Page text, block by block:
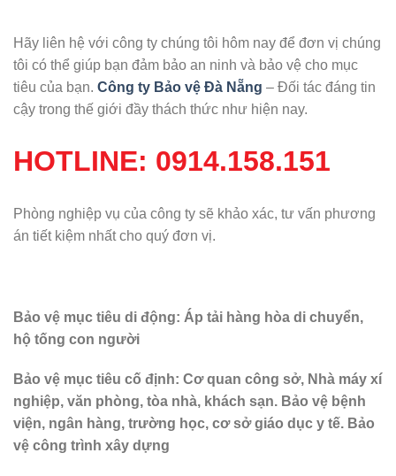
Hãy liên hệ với công ty chúng tôi hôm nay để đơn vị chúng
tôi có thể giúp bạn đảm bảo an ninh và bảo vệ cho mục
tiêu của bạn. Công ty Bảo vệ Đà Nẵng – Đối tác đáng tin
cậy trong thế giới đầy thách thức như hiện nay.
HOTLINE: 0914.158.151
Phòng nghiệp vụ của công ty sẽ khảo xác, tư vấn phương
án tiết kiệm nhất cho quý đơn vị.
Bảo vệ mục tiêu di động: Áp tải hàng hòa di chuyển,
hộ tống con người
Bảo vệ mục tiêu cố định: Cơ quan công sở, Nhà máy xí
nghiệp, văn phòng, tòa nhà, khách sạn. Bảo vệ bệnh
viện, ngân hàng, trường học, cơ sở giáo dục y tế. Bảo
vệ công trình xây dựng